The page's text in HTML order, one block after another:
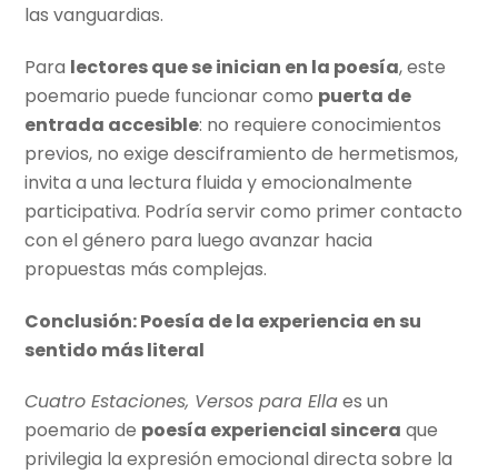
las vanguardias.
Para lectores que se inician en la poesía, este
poemario puede funcionar como puerta de
entrada accesible: no requiere conocimientos
previos, no exige desciframiento de hermetismos,
invita a una lectura fluida y emocionalmente
participativa. Podría servir como primer contacto
con el género para luego avanzar hacia
propuestas más complejas.
Conclusión: Poesía de la experiencia en su
sentido más literal
Cuatro Estaciones, Versos para Ellaes un
poemario de poesía experiencial sincera que
privilegia la expresión emocional directa sobre la